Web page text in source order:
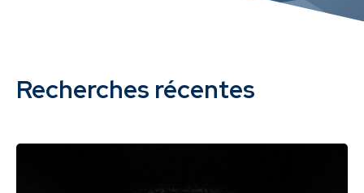
Recherches récentes